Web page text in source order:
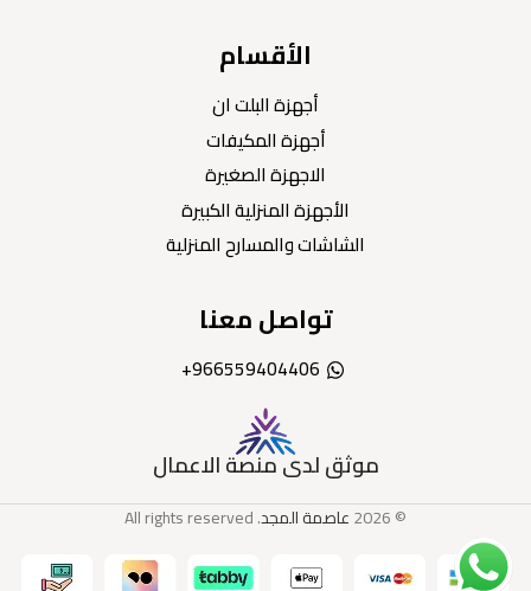
الأقسام
أجهزة البلت ان
أجهزة المكيفات
الاجهزة الصغيرة
الأجهزة المنزلية الكبيرة
الشاشات والمسارح المنزلية
تواصل معنا
966559404406+
موثق لدى منصة الاعمال
© 2026 عاصمة المجد. All rights reserved